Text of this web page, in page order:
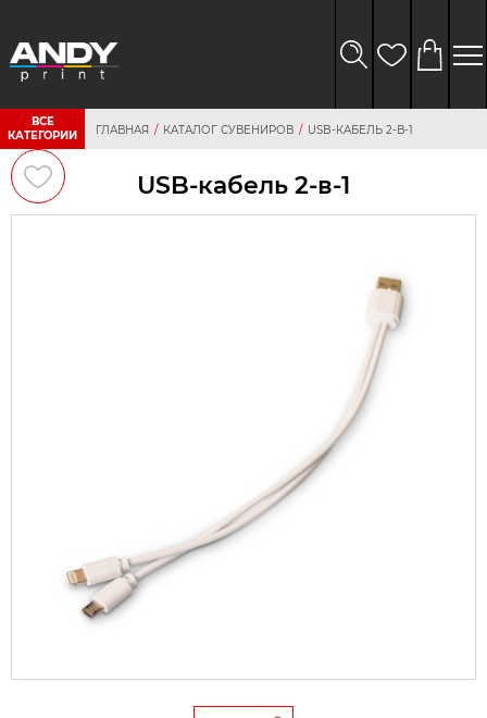
ВСЕ
КАТЕГОРИИ
ГЛАВНАЯ КАТАЛОГ СУВЕНИРОВ USB-КАБЕЛЬ 2-В-1
USB-кабель 2-в-1
персональных